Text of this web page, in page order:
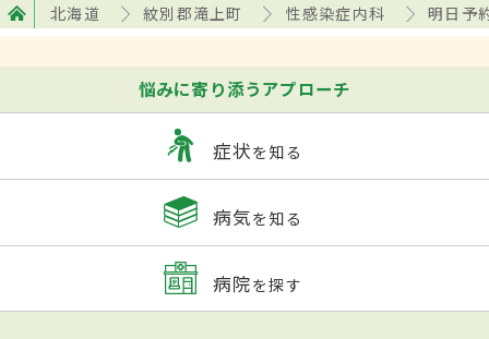
北海道 紋別郡滝上町 性感染症内科 明日予
悩みに寄り添うアプローチ
症状を知る
病気を知る
病院を探す